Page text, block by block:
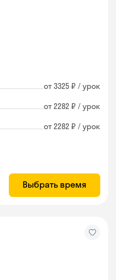
от 3325 ₽ / урок
от 2282 ₽ / урок
от 2282 ₽ / урок
Выбрать время